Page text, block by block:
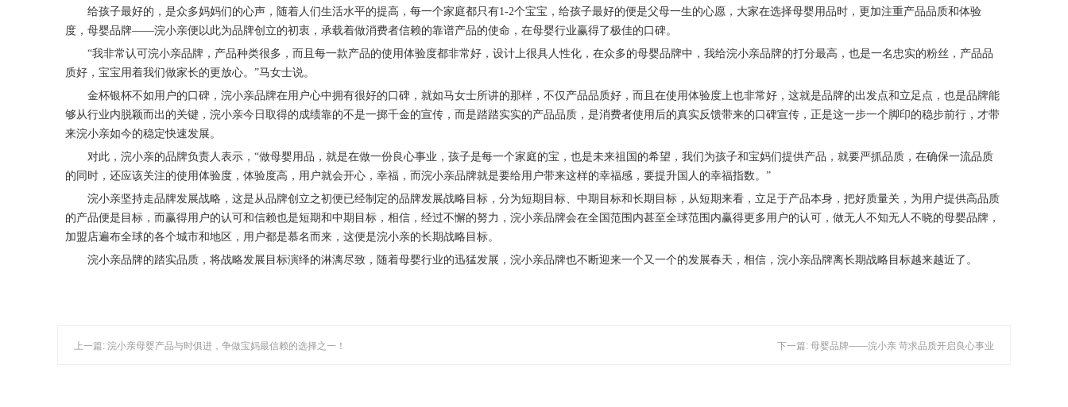
给孩子最好的，是众多妈妈们的心声，随着人们生活水平的提高，每一个家庭都只有1-2个宝宝，给孩子最好的便是父母一生的心愿，大家在选择母婴用品时，更加注重产品品质和体验
度，母婴品牌——浣小亲便以此为品牌创立的初衷，承载着做消费者信赖的靠谱产品的使命，在母婴行业赢得了极佳的口碑。
“我非常认可浣小亲品牌，产品种类很多，而且每一款产品的使用体验度都非常好，设计上很具人性化，在众多的母婴品牌中，我给浣小亲品牌的打分最高，也是一名忠实的粉丝，产品品
质好，宝宝用着我们做家长的更放心。”马女士说。
金杯银杯不如用户的口碑，浣小亲品牌在用户心中拥有很好的口碑，就如马女士所讲的那样，不仅产品品质好，而且在使用体验度上也非常好，这就是品牌的出发点和立足点，也是品牌能
够从行业内脱颖而出的关键，浣小亲今日取得的成绩靠的不是一掷千金的宣传，而是踏踏实实的产品品质，是消费者使用后的真实反馈带来的口碑宣传，正是这一步一个脚印的稳步前行，才带
来浣小亲如今的稳定快速发展。
对此，浣小亲的品牌负责人表示，“做母婴用品，就是在做一份良心事业，孩子是每一个家庭的宝，也是未来祖国的希望，我们为孩子和宝妈们提供产品，就要严抓品质，在确保一流品质
的同时，还应该关注的使用体验度，体验度高，用户就会开心，幸福，而浣小亲品牌就是要给用户带来这样的幸福感，要提升国人的幸福指数。”
浣小亲坚持走品牌发展战略，这是从品牌创立之初便已经制定的品牌发展战略目标，分为短期目标、中期目标和长期目标，从短期来看，立足于产品本身，把好质量关，为用户提供高品质
的产品便是目标，而赢得用户的认可和信赖也是短期和中期目标，相信，经过不懈的努力，浣小亲品牌会在全国范围内甚至全球范围内赢得更多用户的认可，做无人不知无人不晓的母婴品牌，
加盟店遍布全球的各个城市和地区，用户都是慕名而来，这便是浣小亲的长期战略目标。
浣小亲品牌的踏实品质，将战略发展目标演绎的淋漓尽致，随着母婴行业的迅猛发展，浣小亲品牌也不断迎来一个又一个的发展春天，相信，浣小亲品牌离长期战略目标越来越近了。
上一篇: 浣小亲母婴产品与时俱进，争做宝妈最信赖的选择之一！ 下一篇: 母婴品牌——浣小亲 苛求品质开启良心事业